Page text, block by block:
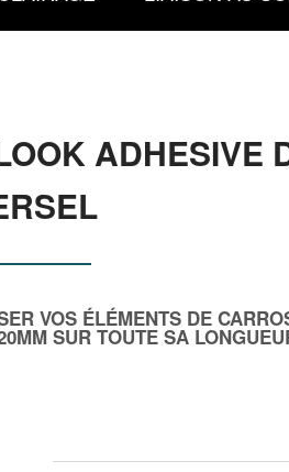
ADHESIVE
VOS ÉLÉMENTS DE
SUR TOUTE SA